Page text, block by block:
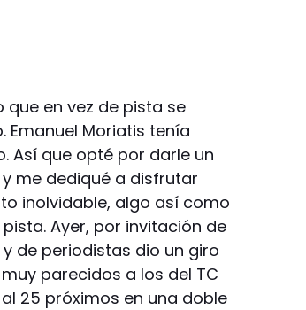
que en vez de pista se
Emanuel Moriatis tenía
Así que opté por darle un
me dediqué a disfrutar
inolvidable, algo así como
Ayer, por invitación de
de periodistas dio un giro
parecidos a los del TC
25 próximos en una doble